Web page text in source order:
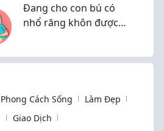
Đang cho con bú có
nhổ răng khôn được
Được
Phong Cách Sống
Làm Đẹp
Giao Dịch